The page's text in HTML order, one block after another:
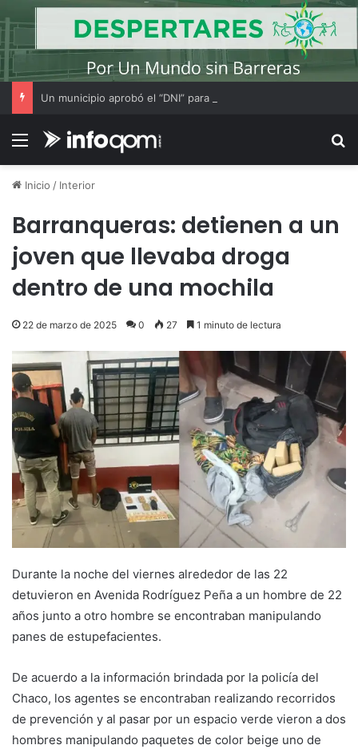
Menú
Inicio / Interior
Barranqueras: detienen a un
joven que llevaba droga
dentro de una mochila
22 de marzo de 2025 0 27 1 minuto de lectura
Durante la noche del viernes alrededor de las 22
detuvieron en Avenida Rodríguez Peña a un hombre de 22
años junto a otro hombre se encontraban manipulando
panes de estupefacientes.
De acuerdo a la información brindada por la policía del
Chaco, los agentes se encontraban realizando recorridos
de prevención y al pasar por un espacio verde vieron a dos
hombres manipulando paquetes de color beige uno de